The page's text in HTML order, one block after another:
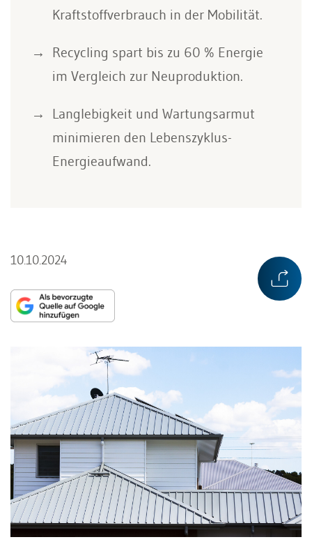
Kraftstoffverbrauch in der Mobilität.
Recycling spart bis zu 60 % Energie
im Vergleich zur Neuproduktion.
Langlebigkeit und Wartungsarmut
minimieren den Lebenszyklus-
Energieaufwand.
10.10.2024